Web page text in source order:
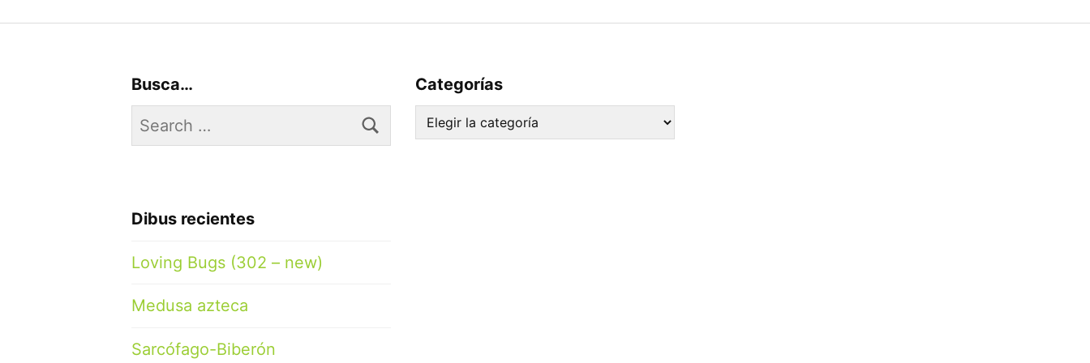
Busca…
Search
for:
Dibus recientes
Loving Bugs (302 – new)
Medusa azteca
Sarcófago-Biberón
Categorías
Categorías